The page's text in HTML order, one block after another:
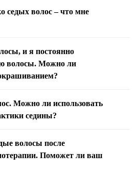
седых волос – что мне
и я постоянно
волосы. Можно ли
Можно ли использовать
седины?
волосы после
Поможет ли ваш